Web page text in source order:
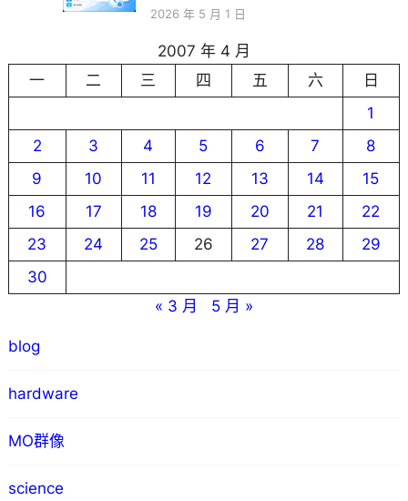
2026 年 5 月 1 日
2007 年 4 月
一
二 三 四 五 六
日
1
2
3 4 5 6 7
8
9
10 11 12 13 14
15
16
17 18 19 20 21
22
23
24 25 26 27 28
29
30
« 3 月
5 月 »
blog
hardware
MO群像
science